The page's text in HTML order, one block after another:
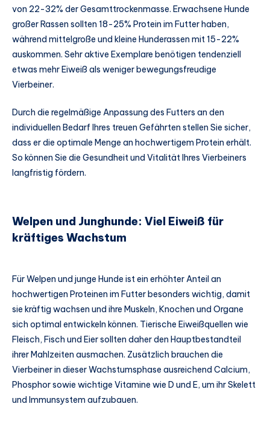
von 22-32% der Gesamttrockenmasse. Erwachsene Hunde
großer Rassen sollten 18-25% Protein im Futter haben,
während mittelgroße und kleine Hunderassen mit 15-22%
auskommen. Sehr aktive Exemplare benötigen tendenziell
etwas mehr Eiweiß als weniger bewegungsfreudige
Vierbeiner.
Durch die regelmäßige Anpassung des Futters an den
individuellen Bedarf Ihres treuen Gefährten stellen Sie sicher,
dass er die optimale Menge an hochwertigem Protein erhält.
So können Sie die Gesundheit und Vitalität Ihres Vierbeiners
langfristig fördern.
Welpen und Junghunde: Viel Eiweiß für
kräftiges Wachstum
Für Welpen und junge Hunde ist ein erhöhter Anteil an
hochwertigen Proteinen im Futter besonders wichtig, damit
sie kräftig wachsen und ihre Muskeln, Knochen und Organe
sich optimal entwickeln können. Tierische Eiweißquellen wie
Fleisch, Fisch und Eier sollten daher den Hauptbestandteil
ihrer Mahlzeiten ausmachen. Zusätzlich brauchen die
Vierbeiner in dieser Wachstumsphase ausreichend Calcium,
Phosphor sowie wichtige Vitamine wie D und E, um ihr Skelett
und Immunsystem aufzubauen.